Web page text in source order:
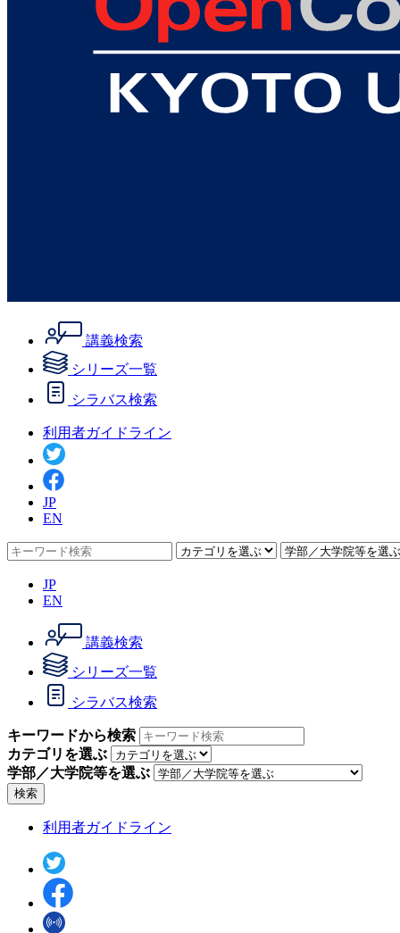
講義検索
シリーズ一覧
シラバス検索
利用者ガイドライン
JP
EN
JP
EN
講義検索
シリーズ一覧
シラバス検索
キーワードから検索
カテゴリを選ぶ
学部／大学院等を選ぶ
検索
利用者ガイドライン